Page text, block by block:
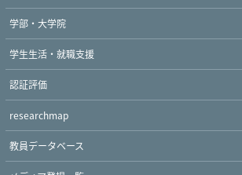
学部・大学院
学生生活・就職支援
認証評価
researchmap
教員データベース